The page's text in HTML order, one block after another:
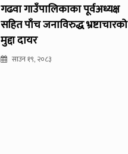
गढवा गाउँपालिकाका पूर्वअध्यक्ष
सहित पाँच जनाविरुद्ध भ्रष्टाचारको
मुद्दा दायर
साउन १९, २०८३